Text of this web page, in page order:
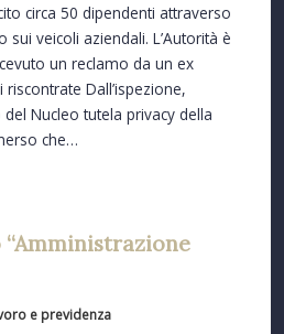
circa 50 dipendenti attraverso
sui veicoli aziendali. L’Autorità è
un reclamo da un ex
Dall’ispezione,
Nucleo tutela privacy della
che…
e previdenza